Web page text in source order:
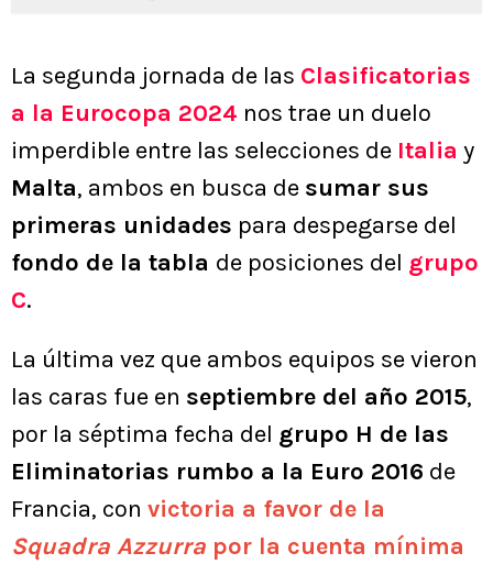
La segunda jornada de las Clasificatorias
a la Eurocopa 2024 nos trae un duelo
imperdible entre las selecciones de Italia y
Malta, ambos en busca de sumar sus
primeras unidades para despegarse del
fondo de la tabla de posiciones del grupo
C.
La última vez que ambos equipos se vieron
las caras fue en septiembre del año 2015,
por la séptima fecha del grupo H de las
Eliminatorias rumbo a la Euro 2016 de
Francia, con victoria a favor de la
Squadra Azzurra por la cuenta mínima